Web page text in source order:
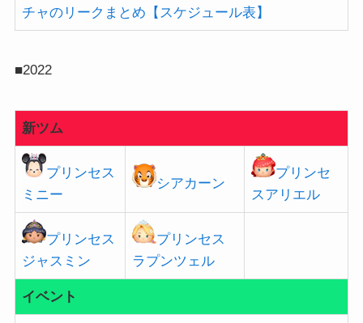
チャのリークまとめ【スケジュール表】
■2022
新ツム
プリンセス
ミニー
シアカーン
プリンセ
スアリエル
プリンセス
ジャスミン
プリンセス
ラプンツェル
イベント